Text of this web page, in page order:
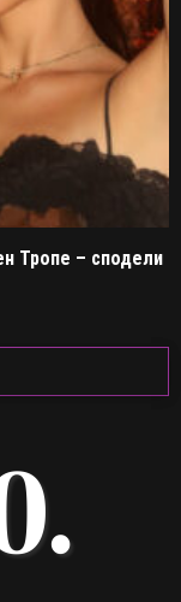
Тропе – сподели